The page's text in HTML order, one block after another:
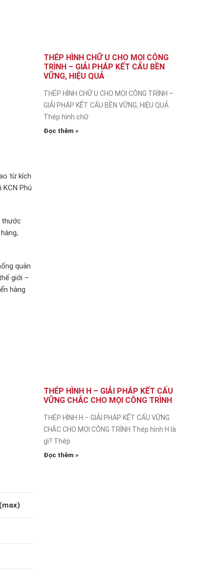
từ kích
Phú
thước
quản
giới –
hàng
THÉP HÌNH CHỮ U CHO MỌI CÔNG
TRÌNH – GIẢI PHÁP KẾT CẤU BỀN
VỮNG, HIỆU QUẢ
THÉP HÌNH CHỮ U CHO MỌI CÔNG TRÌNH –
GIẢI PHÁP KẾT CẤU BỀN VỮNG, HIỆU QUẢ
Thép hình chữ
Đọc thêm »
THÉP HÌNH H – GIẢI PHÁP KẾT CẤU
VỮNG CHẮC CHO MỌI CÔNG TRÌNH
THÉP HÌNH H – GIẢI PHÁP KẾT CẤU VỮNG
CHẮC CHO MỌI CÔNG TRÌNH Thép hình H là
gì? Thép
Đọc thêm »